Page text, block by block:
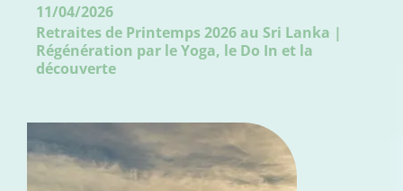
11/04/2026
Retraites de Printemps 2026 au Sri Lanka |
Régénération par le Yoga, le Do In et la
découverte